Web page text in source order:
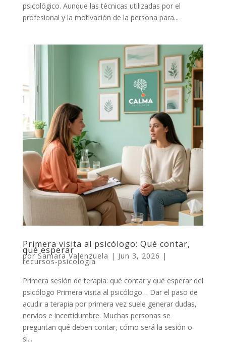
psicológico. Aunque las técnicas utilizadas por el
profesional y la motivación de la persona para...
Primera visita al psicólogo: Qué contar,
qué esperar
porSamara Valenzuela | Jun 3, 2026 |
recursos-psicología
Primera sesión de terapia: qué contar y qué esperar del
psicólogo Primera visita al psicólogo… Dar el paso de
acudir a terapia por primera vez suele generar dudas,
nervios e incertidumbre. Muchas personas se
preguntan qué deben contar, cómo será la sesión o
si...